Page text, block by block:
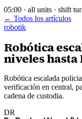
05:00 · all units · shift
← Todos los artículos
robotik
Robótica
niveles hasta
Robótica escalada
verificación en central,
cadena de custodia.
DR